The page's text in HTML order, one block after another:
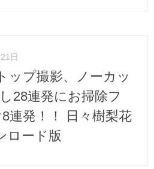
日
ップ撮影、ノーカッ
28連発にお掃除フ
連発！！ 日々樹梨花
ロード版